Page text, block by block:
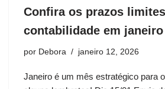
Confira os prazos
contabilidade em janeiro
por Debora janeiro 12, 2026
Janeiro é um mês estratégico para